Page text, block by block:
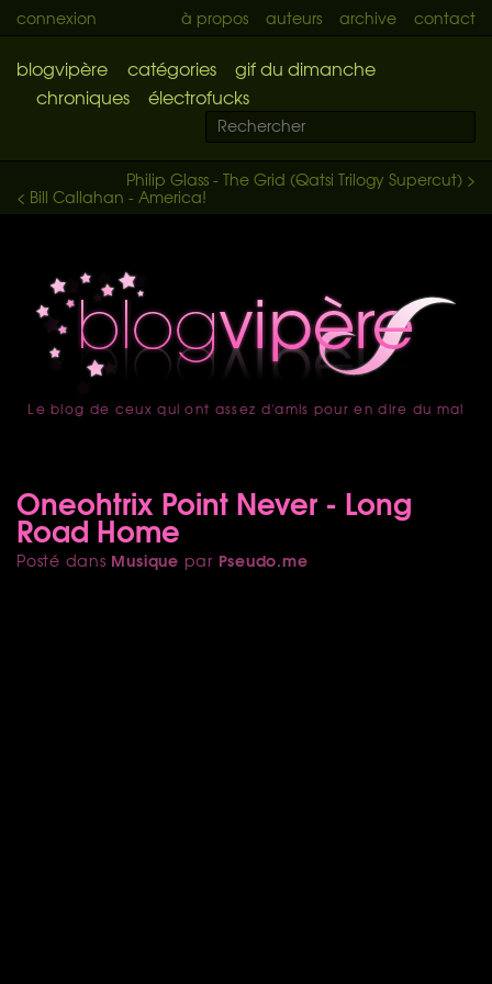
connexion à propos auteurs archive contact
blogvipère catégories
gif du dimanche
chroniques
électrofucks
Philip Glass - The Grid (Qatsi Trilogy Supercut) >
< Bill Callahan - America!
accueil
Le blog de ceux qui ont assez d'amis pour en dire du mal
Oneohtrix Point Never - Long
Road Home
Posté dans Musique par Pseudo.me